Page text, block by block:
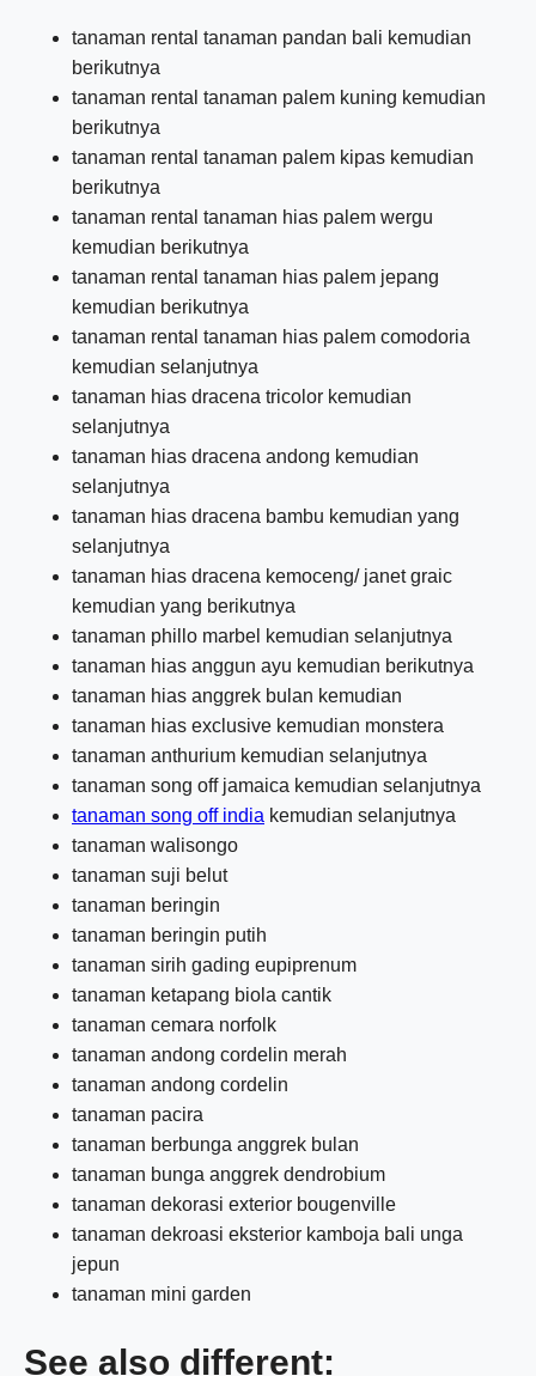
tanaman rental tanaman pandan bali kemudian
berikutnya
tanaman rental tanaman palem kuning kemudian
berikutnya
tanaman rental tanaman palem kipas kemudian
berikutnya
tanaman rental tanaman hias palem wergu
kemudian berikutnya
tanaman rental tanaman hias palem jepang
kemudian berikutnya
tanaman rental tanaman hias palem comodoria
kemudian selanjutnya
tanaman hias dracena tricolor kemudian
selanjutnya
tanaman hias dracena andong kemudian
selanjutnya
tanaman hias dracena bambu kemudian yang
selanjutnya
tanaman hias dracena kemoceng/ janet graic
kemudian yang berikutnya
tanaman phillo marbel kemudian selanjutnya
tanaman hias anggun ayu kemudian berikutnya
tanaman hias anggrek bulan kemudian
tanaman hias exclusive kemudian monstera
tanaman anthurium kemudian selanjutnya
tanaman song off jamaica kemudian selanjutnya
tanaman song off india kemudian selanjutnya
tanaman walisongo
tanaman suji belut
tanaman beringin
tanaman beringin putih
tanaman sirih gading eupiprenum
tanaman ketapang biola cantik
tanaman cemara norfolk
tanaman andong cordelin merah
tanaman andong cordelin
tanaman pacira
tanaman berbunga anggrek bulan
tanaman bunga anggrek dendrobium
tanaman dekorasi exterior bougenville
tanaman dekroasi eksterior kamboja bali unga
jepun
tanaman mini garden
See also different: